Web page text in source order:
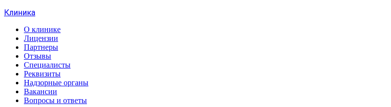
Клиника
О клинике
Лицензии
Партнеры
Отзывы
Специалисты
Реквизиты
Надзорные органы
Вакансии
Вопросы и ответы